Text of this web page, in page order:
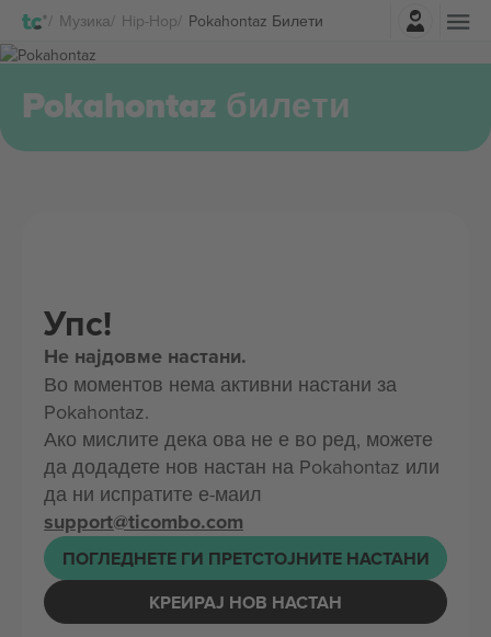
Музика Hip-Hop Pokahontaz Билети
Најави се
Pokahontaz билети
Упс!
Не најдовме настани.
Во моментов нема активни настани за
Pokahontaz.
Ако мислите дека ова не е во ред, можете
да додадете нов настан на Pokahontaz или
да ни испратите е-маил
support@ticombo.com
ПОГЛЕДНЕТЕ ГИ ПРЕТСТОЈНИТЕ НАСТАНИ
КРЕИРАЈ НОВ НАСТАН